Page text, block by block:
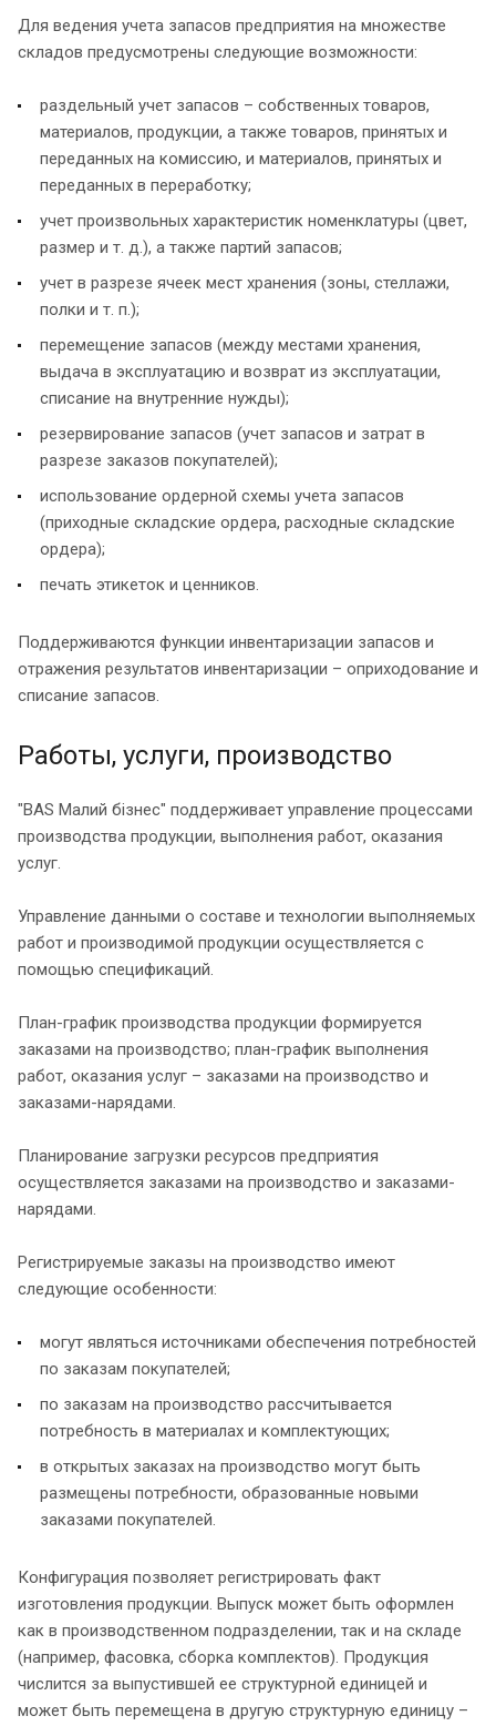
Для ведения учета запасов предприятия на множестве
складов предусмотрены следующие возможности:
раздельный учет запасов – собственных товаров,
материалов, продукции, а также товаров, принятых и
переданных на комиссию, и материалов, принятых и
переданных в переработку;
учет произвольных характеристик номенклатуры (цвет,
размер и т. д.), а также партий запасов;
учет в разрезе ячеек мест хранения (зоны, стеллажи,
полки и т. п.);
перемещение запасов (между местами хранения,
выдача в эксплуатацию и возврат из эксплуатации,
списание на внутренние нужды);
резервирование запасов (учет запасов и затрат в
разрезе заказов покупателей);
использование ордерной схемы учета запасов
(приходные складские ордера, расходные складские
ордера);
печать этикеток и ценников.
Поддерживаются функции инвентаризации запасов и
отражения результатов инвентаризации – оприходование и
списание запасов.
Работы, услуги, производство
"BAS Малий бізнес" поддерживает управление процессами
производства продукции, выполнения работ, оказания
услуг.
Управление данными о составе и технологии выполняемых
работ и производимой продукции осуществляется с
помощью спецификаций.
План-график производства продукции формируется
заказами на производство; план-график выполнения
работ, оказания услуг – заказами на производство и
заказами-нарядами.
Планирование загрузки ресурсов предприятия
осуществляется заказами на производство и заказами-
нарядами.
Регистрируемые заказы на производство имеют
следующие особенности:
могут являться источниками обеспечения потребностей
по заказам покупателей;
по заказам на производство рассчитывается
потребность в материалах и комплектующих;
в открытых заказах на производство могут быть
размещены потребности, образованные новыми
заказами покупателей.
Конфигурация позволяет регистрировать факт
изготовления продукции. Выпуск может быть оформлен
как в производственном подразделении, так и на складе
(например, фасовка, сборка комплектов). Продукция
числится за выпустившей ее структурной единицей и
может быть перемещена в другую структурную единицу –